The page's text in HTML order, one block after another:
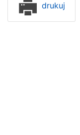
drukuj